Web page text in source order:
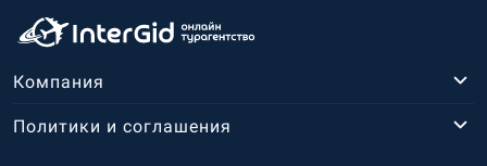
Компания
Политики и соглашения